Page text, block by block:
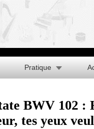
Pratique
BWV 102 :
tes yeux